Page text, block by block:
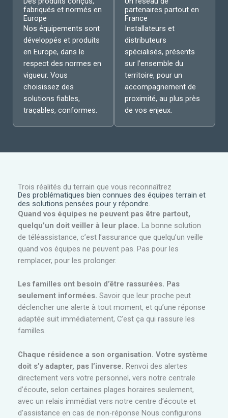
fabriqués et normés en
Europe
Nos équipements sont
développés et produits
en Europe, dans le
respect des normes en
vigueur. Vous
choisissez des
solutions fiables,
traçables, conformes.
partenaires partout en
France
Installateurs et
distributeurs
spécialisés, présents
sur l’ensemble du
territoire, pour un
accompagnement de
proximité, au plus près
de vos enjeux.
Trois réalités du terrain que vous reconnaîtrez
Des problématiques bien connues des équipes terrain et
des solutions pensées pour y répondre.
Quand vos équipes ne peuvent pas être partout,
quelqu’un doit veiller à leur place. La bonne solution
de téléassistance, c’est l’assurance que quelqu’un veille
quand vos équipes ne peuvent pas. Pas pour les
remplacer, pour les prolonger.
Les familles ont besoin d’être rassurées. Pas
seulement informées. Savoir que leur proche peut
déclencher une alerte à tout moment, et qu’une réponse
adaptée suit immédiatement, C’est ça qui rassure les
familles.
Chaque résidence a son organisation. Votre système
doit s’y adapter, pas l’inverse. Renvoi des alertes
directement vers votre personnel, vers notre centrale
d’écoute, selon certaines plages horaires seulement,
avec un relais immédiat vers notre centre d’écoute et
d’assistance en cas de non-réponse Nous configurons